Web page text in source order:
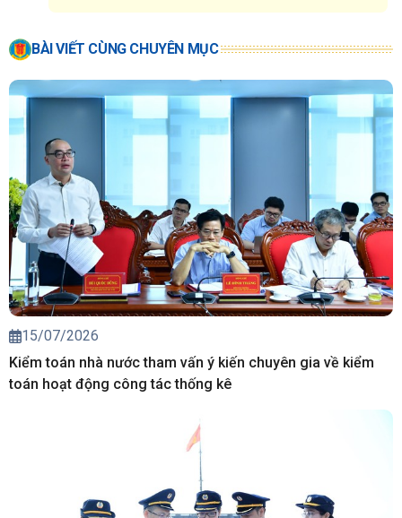
BÀI VIẾT CÙNG CHUYÊN MỤC
15/07/2026
Kiểm toán nhà nước tham vấn ý kiến chuyên gia về kiểm
toán hoạt động công tác thống kê